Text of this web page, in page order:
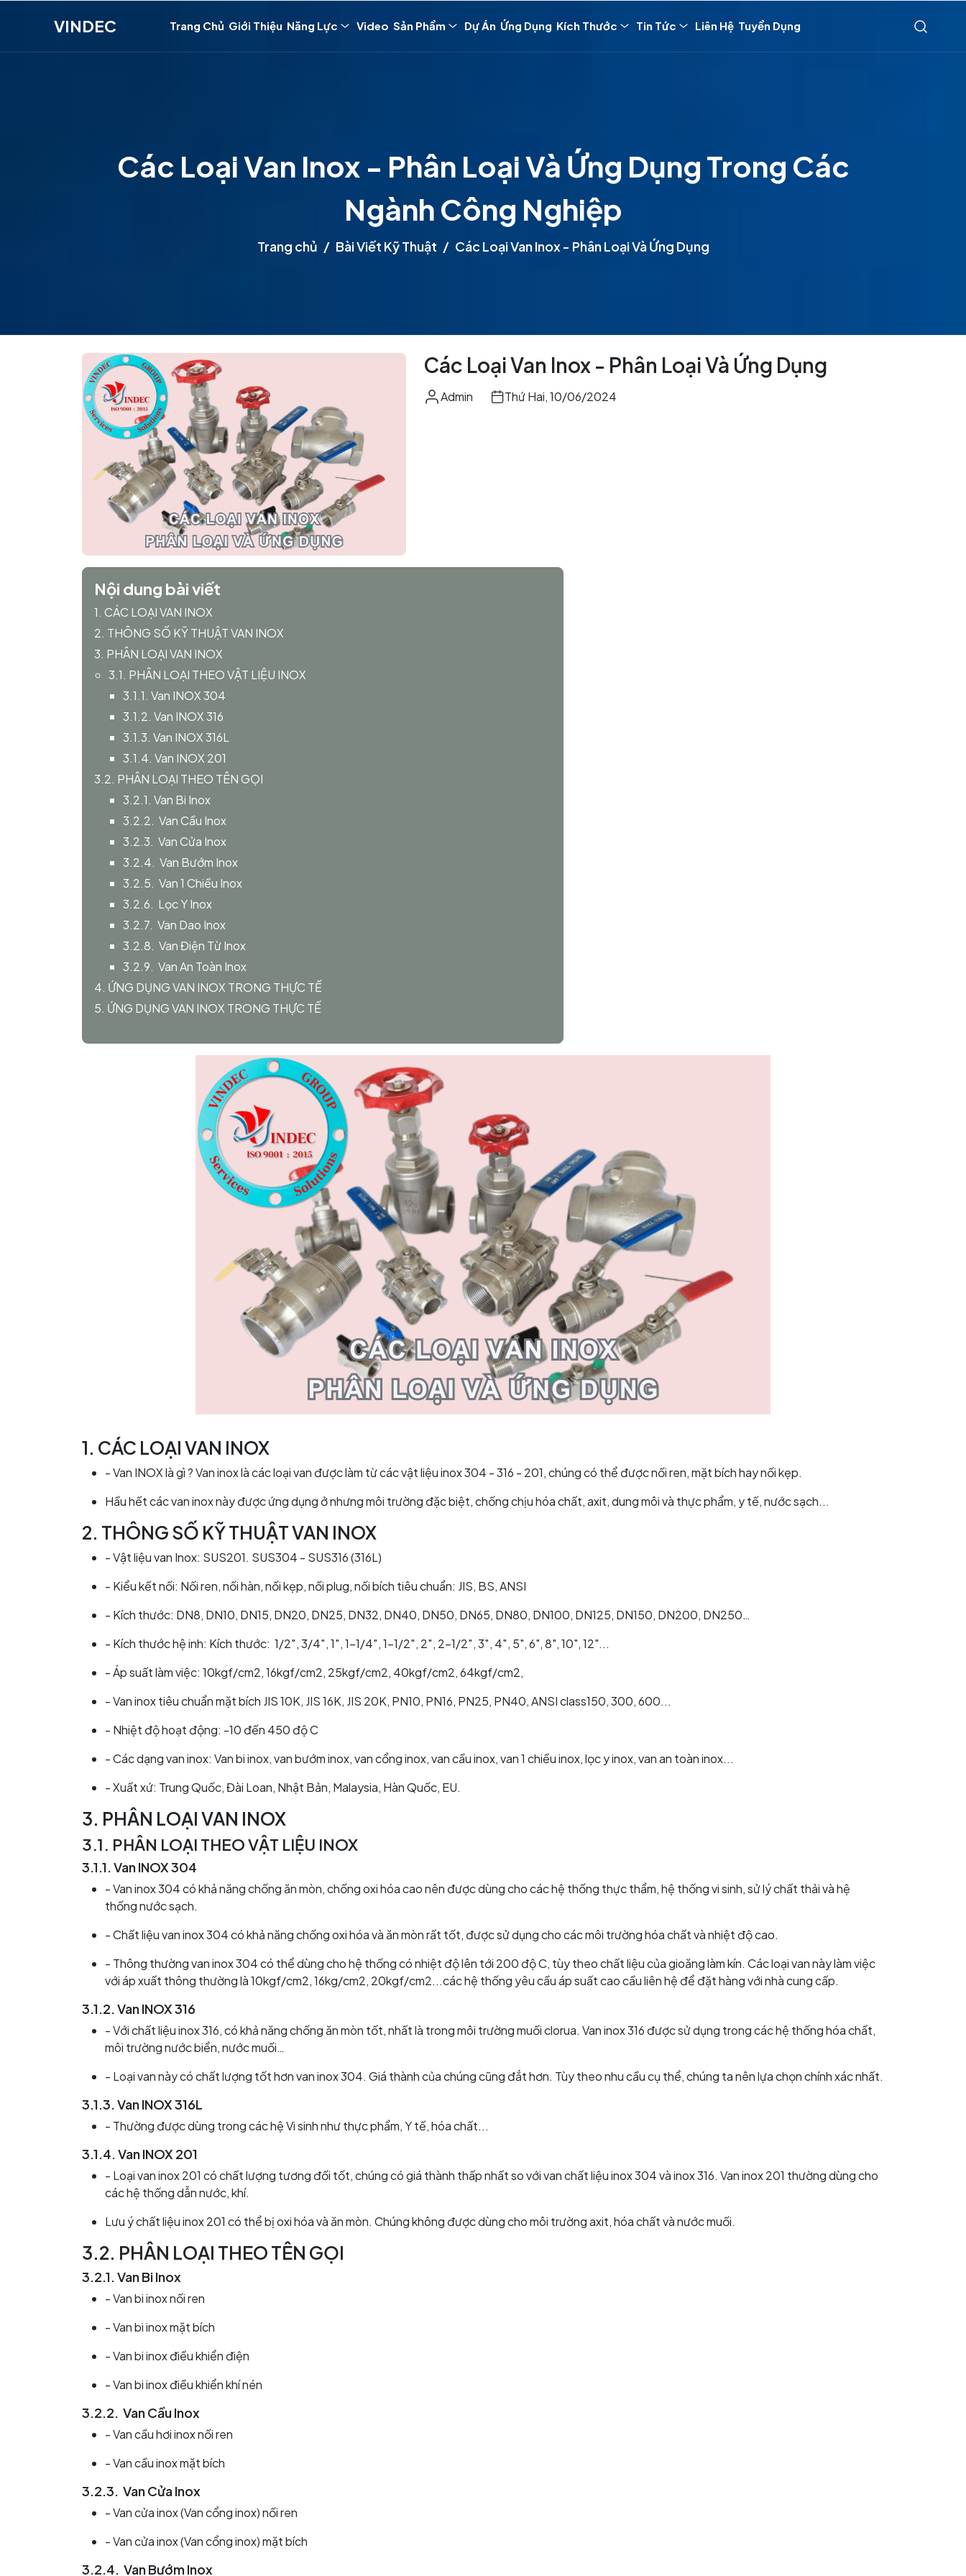
VINDEC Trang Chủ Giới Thiệu Năng Lực Video Sản Phẩm Dự Án Ứng Dụng Kích Thước Tin Tức Liên Hệ Tuyển Dụng
Các Loại Van Inox - Phân Loại Và Ứng Dụng Trong Các
Ngành Công Nghiệp
Trang chủ Bài Viết Kỹ Thuật Các Loại Van Inox - Phân Loại Và Ứng Dụng
Các Loại Van Inox - Phân Loại Và Ứng Dụng
Admin Thứ Hai, 10/06/2024
Nội dung bài viết
1. CÁC LOẠI VAN INOX
2. THÔNG SỐ KỸ THUẬT VAN INOX
3. PHÂN LOẠI VAN INOX
3.1. PHÂN LOẠI THEO VẬT LIỆU INOX
3.1.1. Van INOX 304
3.1.2. Van INOX 316
3.1.3. Van INOX 316L
3.1.4. Van INOX 201
3.2. PHÂN LOẠI THEO TÊN GỌI
3.2.1. Van Bi Inox
3.2.2. Van Cầu Inox
3.2.3. Van Cửa Inox
3.2.4. Van Bướm Inox
3.2.5. Van 1 Chiều Inox
3.2.6. Lọc Y Inox
3.2.7. Van Dao Inox
3.2.8. Van Điện Từ Inox
3.2.9. Van An Toàn Inox
4. ỨNG DỤNG VAN INOX TRONG THỰC TẾ
5. ỨNG DỤNG VAN INOX TRONG THỰC TẾ
1. CÁC LOẠI VAN INOX
- Van INOX là gì ? Van inox là các loại van được làm từ các vật liệu inox 304 - 316 - 201, chúng có thể được nối ren, mặt bích hay nối kẹp.
Hầu hết các van inox này được ứng dụng ở nhưng môi trường đặc biệt, chống chịu hóa chất, axit, dung môi và thực phẩm, y tế, nước sạch...
2. THÔNG SỐ KỸ THUẬT VAN INOX
- Vật liệu van Inox: SUS201. SUS304 - SUS316 (316L)
- Kiểu kết nối: Nối ren, nối hàn, nối kẹp, nối plug, nối bích tiêu chuẩn: JIS, BS, ANSI
- Kích thước: DN8, DN10, DN15, DN20, DN25, DN32, DN40, DN50, DN65, DN80, DN100, DN125, DN150, DN200, DN250…
- Kích thước hệ inh: Kích thước: 1/2″, 3/4″, 1″, 1-1/4″, 1-1/2″, 2″, 2-1/2″, 3″, 4″, 5", 6", 8", 10", 12"...
- Áp suất làm việc: 10kgf/cm2, 16kgf/cm2, 25kgf/cm2, 40kgf/cm2, 64kgf/cm2,
- Van inox tiêu chuẩn mặt bích JIS 10K, JIS 16K, JIS 20K, PN10, PN16, PN25, PN40, ANSI class150, 300, 600...
- Nhiệt độ hoạt động: -10 đến 450 độ C
- Các dạng van inox: Van bi inox, van bướm inox, van cổng inox, van cầu inox, van 1 chiều inox, lọc y inox, van an toàn inox...
- Xuất xứ: Trung Quốc, Đài Loan, Nhật Bản, Malaysia, Hàn Quốc, EU.
3. PHÂN LOẠI VAN INOX
3.1. PHÂN LOẠI THEO VẬT LIỆU INOX
3.1.1. Van INOX 304
- Van inox 304 có khả năng chống ăn mòn, chống oxi hóa cao nên được dùng cho các hệ thống thực thẩm, hệ thống vi sinh, sử lý chất thải và hệ
thống nước sạch.
- Chất liệu van inox 304 có khả năng chống oxi hóa và ăn mòn rất tốt, được sử dụng cho các môi trường hóa chất và nhiệt độ cao.
- Thông thường van inox 304 có thể dùng cho hệ thống có nhiệt độ lên tới 200 độ C, tùy theo chất liệu của gioăng làm kín. Các loại van này làm việc
với áp xuất thông thường là 10kgf/cm2, 16kg/cm2, 20kgf/cm2...các hệ thống yêu cầu áp suất cao cầu liên hệ để đặt hàng với nhà cung cấp.
3.1.2. Van INOX 316
- Với chất liệu inox 316, có khả năng chống ăn mòn tốt, nhất là trong môi trường muối clorua. Van inox 316 được sử dụng trong các hệ thống hóa chất,
môi trường nước biển, nước muối…
- Loại van này có chất lượng tốt hơn van inox 304. Giá thành của chúng cũng đắt hơn. Tùy theo nhu cầu cụ thể, chúng ta nên lựa chọn chính xác nhất.
3.1.3. Van INOX 316L
- Thường được dùng trong các hệ Vi sinh như thực phẩm, Y tế, hóa chất...
3.1.4. Van INOX 201
- Loại van inox 201 có chất lượng tương đối tốt, chúng có giá thành thấp nhất so với van chất liệu inox 304 và inox 316. Van inox 201 thường dùng cho
các hệ thống dẫn nước, khí.
Lưu ý chất liệu inox 201 có thể bị oxi hóa và ăn mòn. Chúng không được dùng cho môi trường axit, hóa chất và nước muối.
3.2. PHÂN LOẠI THEO TÊN GỌI
3.2.1. Van Bi Inox
- Van bi inox nối ren
- Van bi inox mặt bích
- Van bi inox điều khiển điện
- Van bi inox điều khiển khí nén
3.2.2. Van Cầu Inox
- Van cầu hơi inox nối ren
- Van cầu inox mặt bích
3.2.3. Van Cửa Inox
- Van cửa inox (Van cổng inox) nối ren
- Van cửa inox (Van cổng inox) mặt bích
3.2.4. Van Bướm Inox